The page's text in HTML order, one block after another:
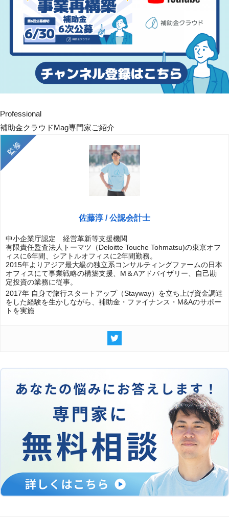
Professional
補助金クラウドMag専門家ご紹介
佐藤淳 / 公認会計士
中小企業庁認定 経営革新等支援機関
有限責任監査法人トーマツ（Deloitte Touche Tohmatsu)の東京オフ
ィスに6年間、シアトルオフィスに2年間勤務。
2015年よりアジア最大級の独立系コンサルティングファームの日本
オフィスにて事業戦略の構築支援、M＆Aアドバイザリー、自己勘
定投資の業務に従事。
2017年 自身で旅行スタートアップ（Stayway）を立ち上げ資金調達
をした経験を生かしながら、補助金・ファイナンス・M&Aのサポー
トを実施